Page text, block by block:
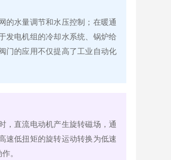
的水量调节和水压控制；在暖通
发电机组的冷却水系统、锅炉给
门的应用不仅提高了工业自动化
，直流电动机产生旋转磁场，通
速低扭矩的旋转运动转换为低速
。